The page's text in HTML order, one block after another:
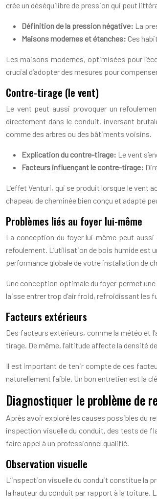
crée un déséquilibre de pression qui peut
Définition de la pression négative: La
Maisons modernes et étanches: Ces
Les maisons modernes, optimisées pour
crucial d’adopter des mesures pour
Contre-tirage (le vent)
Le vent peut aussi provoquer un
directement dans le conduit, inversant
comme des arbres ou des bâtiments voisins.
Explication du contre-tirage: Le vent
Facteurs influençant le contre-tirage:
L’effet Venturi, qui se produit lorsque le vent
chapeau de cheminée bien conçu et adapté
Problèmes liés au foyer lui-même
La conception du foyer lui-même peut
refoulement. L’utilisation de bois humide est
performance globale de votre installation de
Une conception optimale du foyer permet
laisse entrer trop d’air froid, refroidissant les
Facteurs extérieurs
Des facteurs extérieurs, comme la météo et
tirage. De même, l’altitude affecte la densité
Il est important de tenir compte de ces
naturellement faible. Un bon entretien est la
Diagnostiquer le problème de
Après avoir exploré les causes possibles du
inspection visuelle du conduit, des tests de
faire appel à un professionnel qualifié.
Observation visuelle
L’inspection visuelle du conduit constitue la
la hauteur du conduit par rapport à la toiture.